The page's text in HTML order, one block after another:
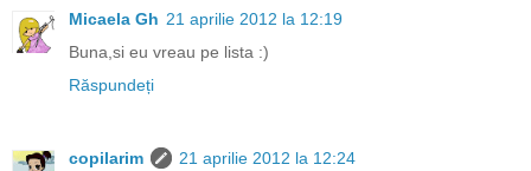
Micaela Gh 21 aprilie 2012 la 12:19
Buna,si eu vreau pe lista :)
Răspundeți
copilarim
21 aprilie 2012 la 12:24